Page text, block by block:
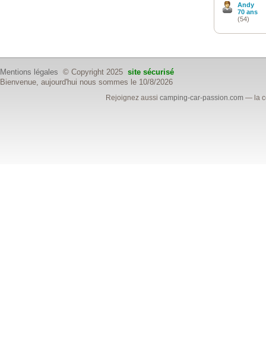
Andy
70 ans
(54)
Mentions légales © Copyright 2025 site sécurisé
Bienvenue, aujourd'hui nous sommes le 10/8/2026
Rejoignez aussicamping-car-passion.com — la